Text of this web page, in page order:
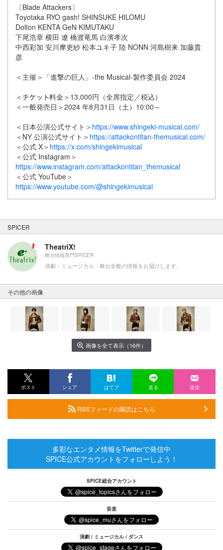
〔Blade Attackers〕
Toyotaka RYO gash! SHINSUKE HILOMU
Dolton KENTA GeN KIMUTAKU
下尾浩章 横田 遼 橋渡竜馬 白濱孝次
中西彩加 安川摩吏紗 松本ユキ子 陸 NONN 河島樹来 加藤貴
彦
＜主催＞「進撃の巨人」-the Musical-製作委員会 2024
＜
料金＞13,000円（全席指定／税込）
＜一般発売日＞2024 年8月31日（土）10:00～
＜日本公演公式サイト＞ https://www.shingeki-musical.com/
＜NY 公演公式サイト＞ https://attackontitan-themusical.com/
＜公式 X＞ https://x.com/shingekimusical
＜公式 Instagram＞
https://www.instagram.com/attackontitan_themusical
＜公式 YouTube＞
https://www.youtube.com/@shingekimusical
SPICER
TheatriX!
舞台情報専門SPICER
演劇・ミュージカル・舞台全般の情報をお届けします。
その他の画像
画像を全て表示（16件）
ポスト シェア はてブ 送る 送信
RSSフィードの購読はこちら
多彩なエンタメ情報をTwitterで発信中
SPICE公式アカウントをフォローしよう！
SPICE総合アカウント
音楽
演劇 / ミュージカル / ダンス